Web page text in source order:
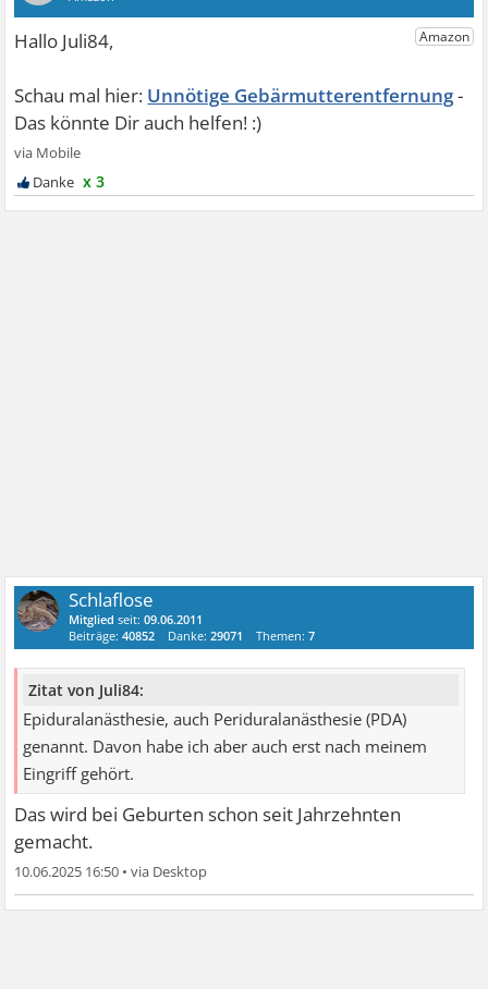
Unnötige Gebärmutterentfernung
x 3
Schlaflose
Mitglied seit:09.06.2011
Beiträge:40852 Danke:29071 Themen:7
Zitat von Juli84:
Epiduralanästhesie, auch Periduralanästhesie (PDA)
genannt. Davon habe ich aber auch erst nach meinem
Eingriff gehört.
Das wird bei Geburten schon seit Jahrzehnten
gemacht.
10.06.2025 16:50 •